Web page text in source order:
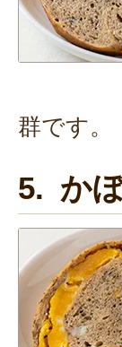
群です。
5. か